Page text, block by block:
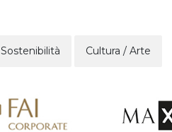
Sostenibilità Cultura / Arte